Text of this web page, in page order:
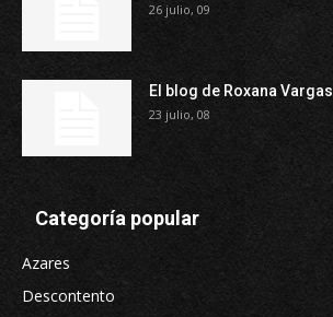
26 julio, 09
El blog de Roxana Vargas
23 julio, 08
Categoría popular
Azares
Descontento